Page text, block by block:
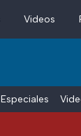
Videos
Especiales